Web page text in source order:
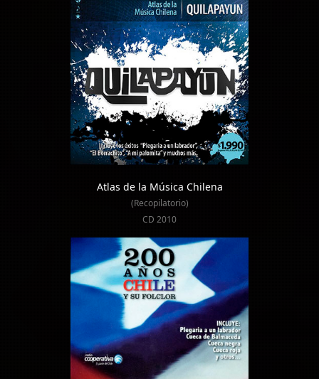
Atlas de la Música Chilena
(Recopilatorio)
CD 2010